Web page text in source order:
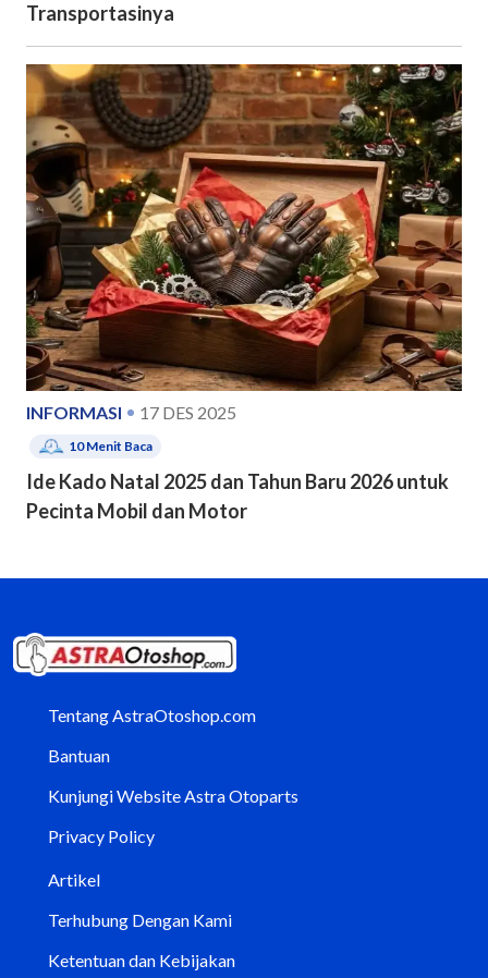
Transportasinya
INFORMASI 17 DES 2025
10Menit Baca
Ide Kado Natal 2025 dan Tahun Baru 2026 untuk
Pecinta Mobil dan Motor
Tentang AstraOtoshop.com
Bantuan
Kunjungi Website Astra Otoparts
Privacy Policy
Artikel
Terhubung Dengan Kami
Ketentuan dan Kebijakan